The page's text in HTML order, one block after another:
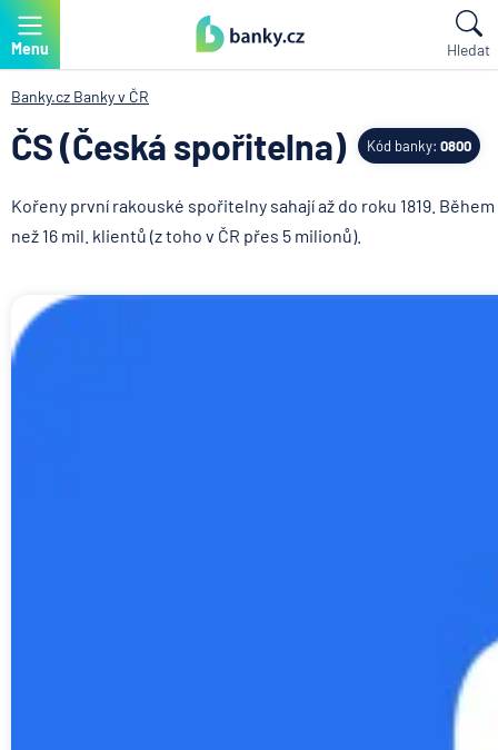
Menu Hledat
Banky.cz Banky v ČR
ČS (Česká spořitelna) Kód banky: 0800
Kořeny první rakouské spořitelny sahají až do roku 1819.
než 16 mil. klientů (z toho v ČR přes 5 milionů).